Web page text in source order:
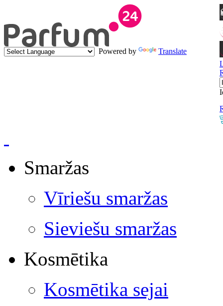
Powered by
Translate
Smaržas
Vīriešu smaržas
Sieviešu smaržas
Kosmētika
Kosmētika sejai